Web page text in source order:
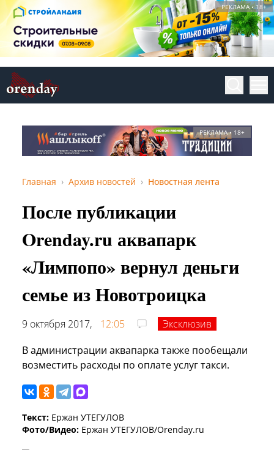
РЕКЛАМА • 18+
РЕКЛАМА • 18+
Главная Архив новостей Новостная лента
После публикации
Orenday.ru аквапарк
«Лимпопо» вернул деньги
семье из Новотроицка
9 октября 2017, 12:05
Эксклюзив
В администрации аквапарка также пообещали
возместить расходы по оплате услуг такси.
Текст: Ержан УТЕГУЛОВ
Фото/Видео: Ержан УТЕГУЛОВ/Orenday.ru